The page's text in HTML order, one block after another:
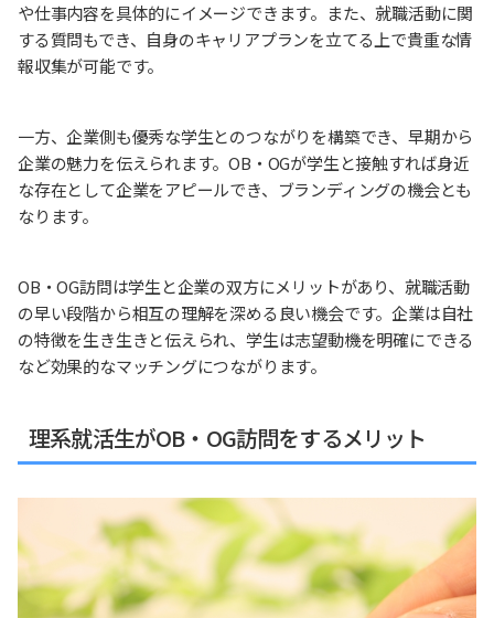
や仕事内容を具体的にイメージできます。また、就職活動に関
する質問もでき、自身のキャリアプランを立てる上で貴重な情
報収集が可能です。
一方、企業側も優秀な学生とのつながりを構築でき、早期から
企業の魅力を伝えられます。OB・OGが学生と接触すれば身近
な存在として企業をアピールでき、ブランディングの機会とも
なります。
OB・OG訪問は学生と企業の双方にメリットがあり、就職活動
の早い段階から相互の理解を深める良い機会です。企業は自社
の特徴を生き生きと伝えられ、学生は志望動機を明確にできる
など効果的なマッチングにつながります。
理系就活生がOB・OG訪問をするメリット